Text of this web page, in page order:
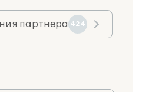
партнера 424